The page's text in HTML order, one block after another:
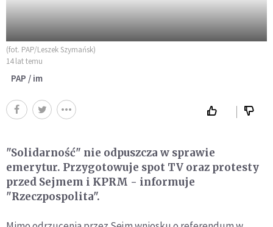
(fot. PAP/Leszek Szymańsk)
14 lat temu
PAP / im
"Solidarność" nie odpuszcza w sprawie
emerytur. Przygotowuje spot TV oraz protesty
przed Sejmem i KPRM - informuje
"Rzeczpospolita".